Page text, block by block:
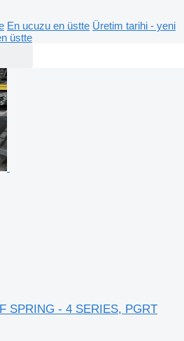
En ucuzu en üstte Üretim tarihi - yeni
üstte
SPRING - 4 SERIES, PGRT